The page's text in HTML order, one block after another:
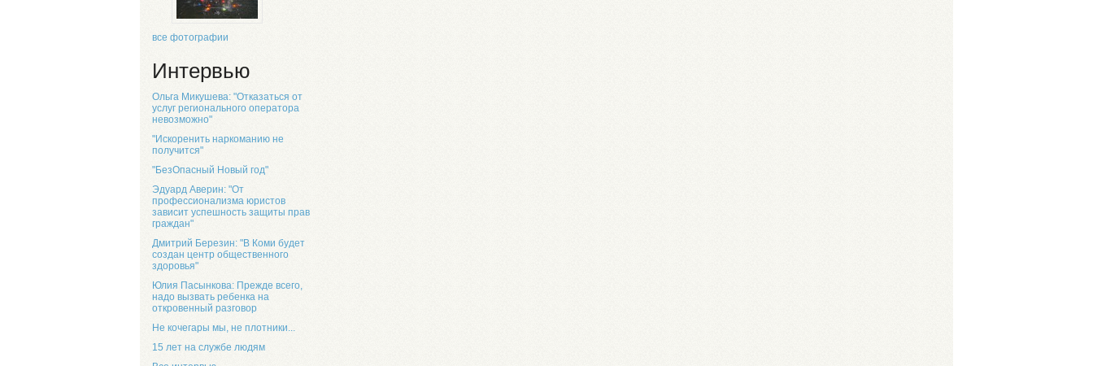
все фотографии
Интервью
Ольга Микушева: "Отказаться от
услуг регионального оператора
невозможно"
"Искоренить наркоманию не
получится"
"БезОпасный Новый год"
Эдуард Аверин: "От
профессионализма юристов
зависит успешность защиты прав
граждан"
Дмитрий Березин: "В Коми будет
создан центр общественного
здоровья"
Юлия Пасынкова: Прежде всего,
надо вызвать ребенка на
откровенный разговор
Не кочегары мы, не плотники...
15 лет на службе людям